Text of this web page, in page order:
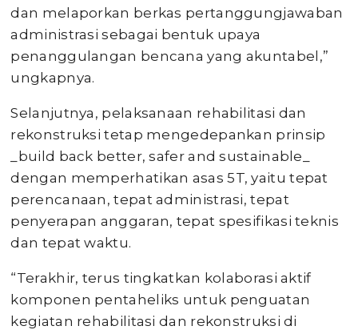
dan melaporkan berkas pertanggungjawaban
administrasi sebagai bentuk upaya
penanggulangan bencana yang akuntabel,”
ungkapnya.
Selanjutnya, pelaksanaan rehabilitasi dan
rekonstruksi tetap mengedepankan prinsip
_build back better, safer and sustainable_
dengan memperhatikan asas 5T, yaitu tepat
perencanaan, tepat administrasi, tepat
penyerapan anggaran, tepat spesifikasi teknis
dan tepat waktu.
“Terakhir, terus tingkatkan kolaborasi aktif
komponen pentaheliks untuk penguatan
kegiatan rehabilitasi dan rekonstruksi di